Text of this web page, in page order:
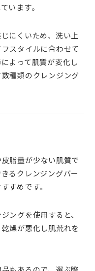
います。
にくいため、洗い上
スタイルに合わせて
よって肌質が変化し
種類のクレンジング
脂量が少ない肌質で
るクレンジングバー
すめです。
ングを使用すると、
燥が悪化し肌荒れを